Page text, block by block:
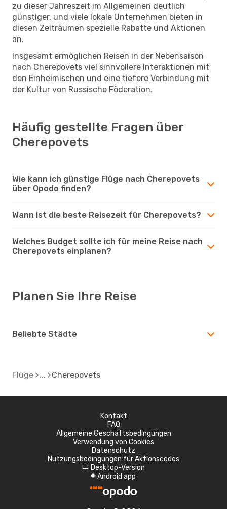
zu dieser Jahreszeit im Allgemeinen deutlich
günstiger, und viele lokale Unternehmen bieten in
diesen Zeiträumen spezielle Rabatte und Aktionen
an.
Insgesamt ermöglichen Reisen in der Nebensaison
nach Cherepovets viel sinnvollere Interaktionen mit
den Einheimischen und eine tiefere Verbindung mit
der Kultur von Russische Föderation.
Häufig gestellte Fragen über
Cherepovets
Wie kann ich günstige Flüge nach Cherepovets
über Opodo finden?
Wann ist die beste Reisezeit für Cherepovets?
Welches Budget sollte ich für meine Reise nach
Cherepovets einplanen?
Planen Sie Ihre Reise
Beliebte Städte
Flüge Cherepovets
Kontakt
FAQ
Allgemeine Geschäftsbedingungen
Verwendung von Cookies
Datenschutz
Nutzungsbedingungen für Aktionscodes
d Desktop-Version
A Android app